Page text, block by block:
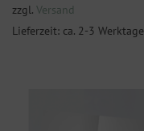
zzgl. Versand
Lieferzeit: ca. 2-3 Werktage